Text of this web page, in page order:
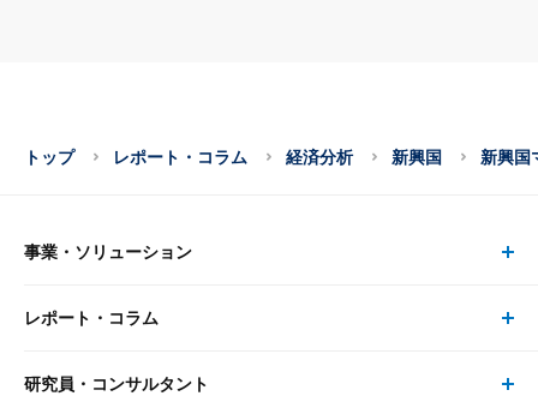
トップ レポート・コラム 経済分析 新興国 新興国
事業・ソリューション
事業・ソリューション トップ
リサーチ
レポート・コラム
レポート・コラム トップ
研究員・コンサルタント